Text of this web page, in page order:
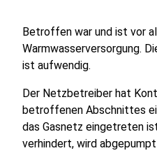
Betroffen war und ist vor
Warmwasserversorgung.
ist aufwendig.
Der Netzbetreiber hat
betroffenen Abschnittes
das Gasnetz eingetreten
verhindert, wird